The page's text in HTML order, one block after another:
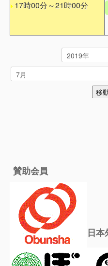
17時00分～21時00分
賛助会員
日